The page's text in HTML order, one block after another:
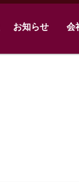
お知らせ 会